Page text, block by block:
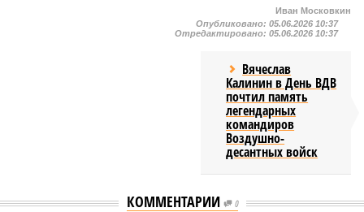
Иван Московкин
Опубликовано: 05.06.2026 10:37
Отредактировано: 05.06.2026 10:37
Вячеслав
Калинин в День ВДВ
почтил память
легендарных
командиров
Воздушно-
десантных войск
КОММЕНТАРИИ 0